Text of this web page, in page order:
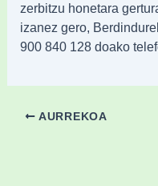
zerbitzu honetara
izanez gero,
900 840 128 doako
AURREKOA